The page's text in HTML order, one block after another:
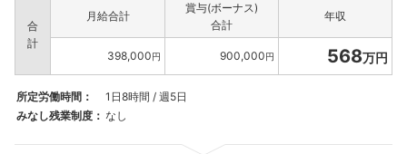
合
計
月給合計
賞与(ボーナス)
合計
年収
398,000円 900,000円 568万円
所定労働時間：
1日8時間 / 週5日
みなし残業制度： なし